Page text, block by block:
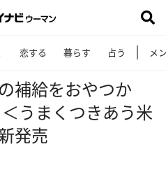
恋する 暮らす 占う メ
補給をおやつか
うまくつきあう米
発売